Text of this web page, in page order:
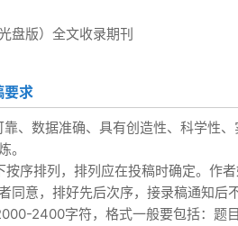
盘版）全文收录期刊
要求
靠、数据准确、具有创造性、科学性
。
按序排列，排列应在投稿时确定。作
同意，排好先后次序，接录稿通知后
2400字符，格式一般要包括：题